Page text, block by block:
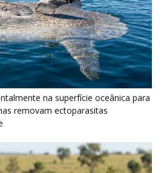
e arremessa serpentes contra
peçonhentas nos campos